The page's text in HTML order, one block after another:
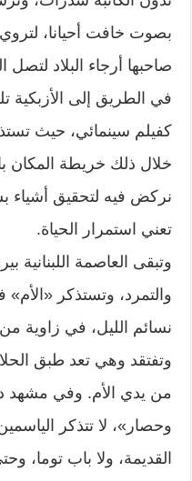
بصوت خافت أحيانا،
صاحبها أرجاء البلاد
في الطريق إلى الأزبكية
كفيلم سينمائي، حيث
خلال ذلك خريطة المكان
نركض فيه لتحقيق أشياء
تعني استمرار الحياة.
وتبقى العاصمة
والتمرد، وتستذكر
نسائم الليل، في زاوية
وتفتقد وهي تعد طبق
من يدي الأم. وفي مشهد
وحصار»، لا تتذكر
القديمة، ولا باب توما،